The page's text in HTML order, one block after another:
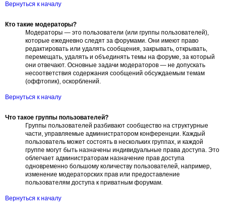
Вернуться к началу
Кто такие модераторы?
Модераторы — это пользователи (или группы пользователей),
которые ежедневно следят за форумами. Они имеют право
редактировать или удалять сообщения, закрывать, открывать,
перемещать, удалять и объединять темы на форуме, за который
они отвечают. Основные задачи модераторов — не допускать
несоответствия содержания сообщений обсуждаемым темам
(оффтопик), оскорблений.
Вернуться к началу
Что такое группы пользователей?
Группы пользователей разбивают сообщество на структурные
части, управляемые администратором конференции. Каждый
пользователь может состоять в нескольких группах, и каждой
группе могут быть назначены индивидуальные права доступа. Это
облегчает администраторам назначение прав доступа
одновременно большому количеству пользователей, например,
изменение модераторских прав или предоставление
пользователям доступа к приватным форумам.
Вернуться к началу